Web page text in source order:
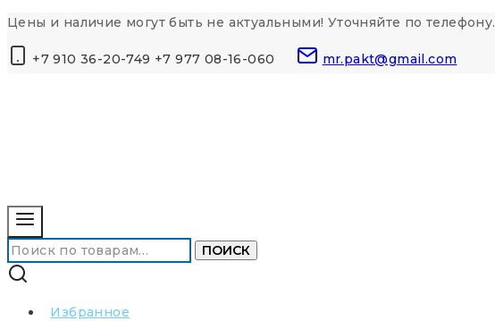
Перейти
контенту
Цены и наличие могут быть не актуальными! Уточняйте по телефону.
+7 910 36-20-749 +7 977 08-16-060 mr.pakt@gmail.com
Искать: ПОИСК
Избранное